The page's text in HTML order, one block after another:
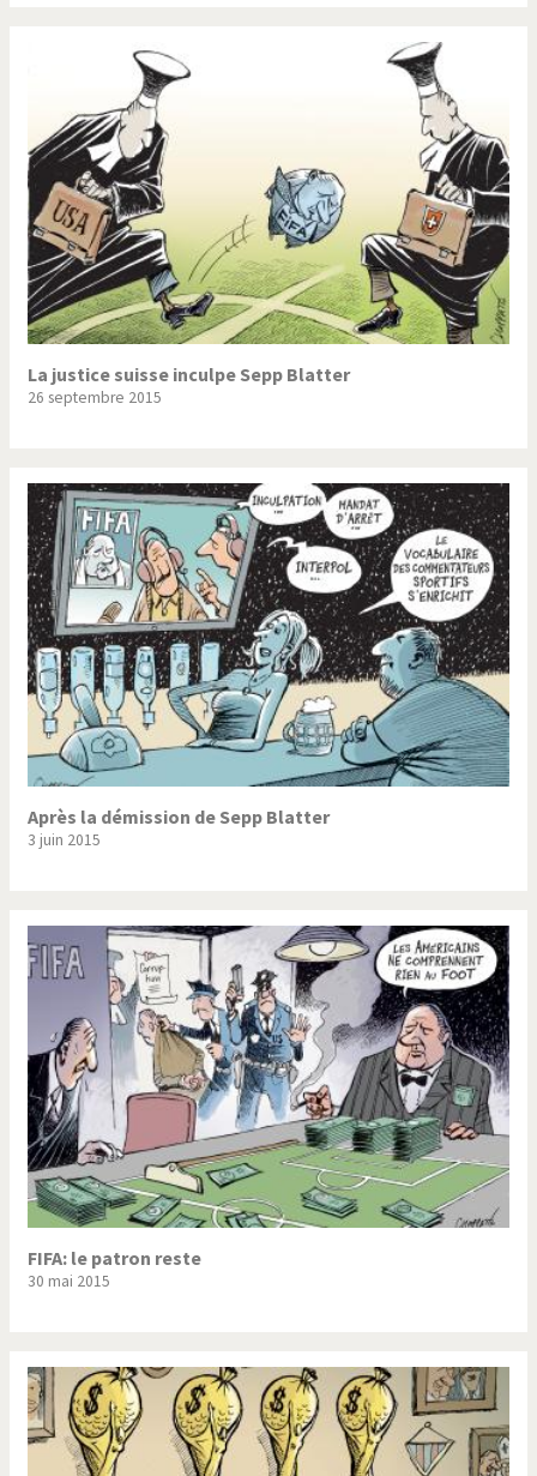
La justice suisse inculpe Sepp Blatter
26 septembre 2015
Après la démission de Sepp Blatter
3 juin 2015
FIFA: le patron reste
30 mai 2015